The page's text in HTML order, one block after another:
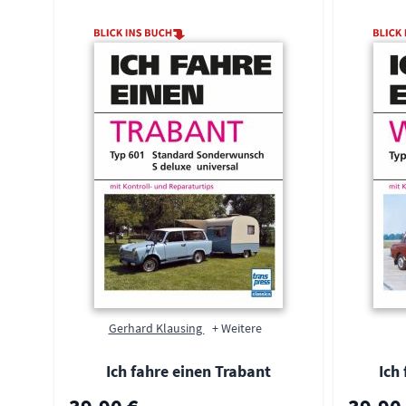
Gerhard Klausing + Weitere
Ich fahre einen Trabant Ich